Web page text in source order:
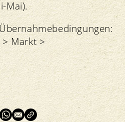
Mai).
> Markt >